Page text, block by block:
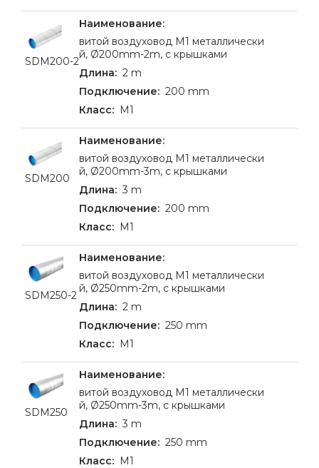
SDM200-2
витой воздуховод M1 металлически
й, Ø200mm-2m, c крышками
2 m
200 mm
M1
SDM200
витой воздуховод M1 металлически
й, Ø200mm-3m, c крышками
3 m
200 mm
M1
SDM250-2
витой воздуховод M1 металлически
й, Ø250mm-2m, c крышками
2 m
250 mm
M1
SDM250
витой воздуховод M1 металлически
й, Ø250mm-3m, c крышками
3 m
250 mm
M1